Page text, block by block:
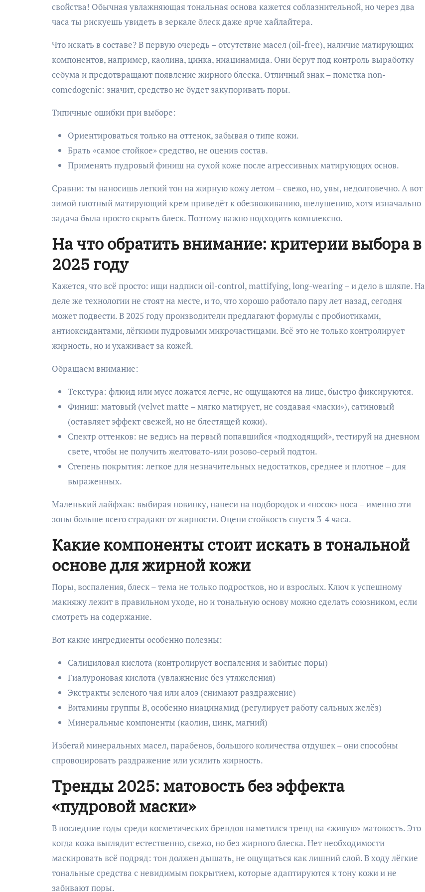
свойства! Обычная увлажняющая тональная основа кажется соблазнительной, но через два
часа ты рискуешь увидеть в зеркале блеск даже ярче хайлайтера.
Что искать в составе? В первую очередь – отсутствие масел (oil-free), наличие матирующих
компонентов, например, каолина, цинка, ниацинамида. Они берут под контроль выработку
себума и предотвращают появление жирного блеска. Отличный знак – пометка non-
comedogenic: значит, средство не будет закупоривать поры.
Типичные ошибки при выборе:
Ориентироваться только на оттенок, забывая о типе кожи.
Брать «самое стойкое» средство, не оценив состав.
Применять пудровый финиш на сухой коже после агрессивных матирующих основ.
Сравни: ты наносишь легкий тон на жирную кожу летом – свежо, но, увы, недолговечно. А вот
зимой плотный матирующий крем приведёт к обезвоживанию, шелушению, хотя изначально
задача была просто скрыть блеск. Поэтому важно подходить комплексно.
На что обратить внимание: критерии выбора в
2025 году
Кажется, что всё просто: ищи надписи oil-control, mattifying, long-wearing – и дело в шляпе. На
деле же технологии не стоят на месте, и то, что хорошо работало пару лет назад, сегодня
может подвести. В 2025 году производители предлагают формулы с пробиотиками,
антиоксидантами, лёгкими пудровыми микрочастицами. Всё это не только контролирует
жирность, но и ухаживает за кожей.
Обращаем внимание:
Текстура: флюид или мусс ложатся легче, не ощущаются на лице, быстро фиксируются.
Финиш: матовый (velvet matte – мягко матирует, не создавая «маски»), сатиновый
(оставляет эффект свежей, но не блестящей кожи).
Спектр оттенков: не ведись на первый попавшийся «подходящий», тестируй на дневном
свете, чтобы не получить желтовато-или розово-серый подтон.
Степень покрытия: легкое для незначительных недостатков, среднее и плотное – для
выраженных.
Маленький лайфхак: выбирая новинку, нанеси на подбородок и «носок» носа – именно эти
зоны больше всего страдают от жирности. Оцени стойкость спустя 3-4 часа.
Какие компоненты стоит искать в тональной
основе для жирной кожи
Поры, воспаления, блеск – тема не только подростков, но и взрослых. Ключ к успешному
макияжу лежит в правильном уходе, но и тональную основу можно сделать союзником, если
смотреть на содержание.
Вот какие ингредиенты особенно полезны:
Салициловая кислота (контролирует воспаления и забитые поры)
Гиалуроновая кислота (увлажнение без утяжеления)
Экстракты зеленого чая или алоэ (снимают раздражение)
Витамины группы B, особенно ниацинамид (регулирует работу сальных желёз)
Минеральные компоненты (каолин, цинк, магний)
Избегай минеральных масел, парабенов, большого количества отдушек – они способны
спровоцировать раздражение или усилить жирность.
Тренды 2025: матовость без эффекта
«пудровой маски»
В последние годы среди косметических брендов наметился тренд на «живую» матовость. Это
когда кожа выглядит естественно, свежо, но без жирного блеска. Нет необходимости
маскировать всё подряд: тон должен дышать, не ощущаться как лишний слой. В ходу лёгкие
тональные средства с невидимым покрытием, которые адаптируются к тону кожи и не
забивают поры.